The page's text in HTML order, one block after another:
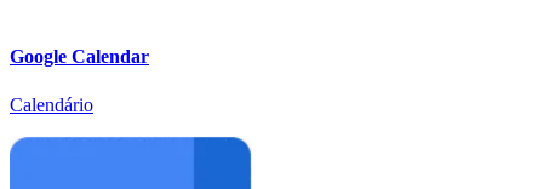
Google Calendar
Calendário